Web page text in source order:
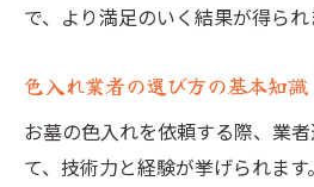
で、より満足のいく結果が得られ
色入れ業者の選び方の基本知識
お墓の色入れを依頼する際、業
て、技術力と経験が挙げられま